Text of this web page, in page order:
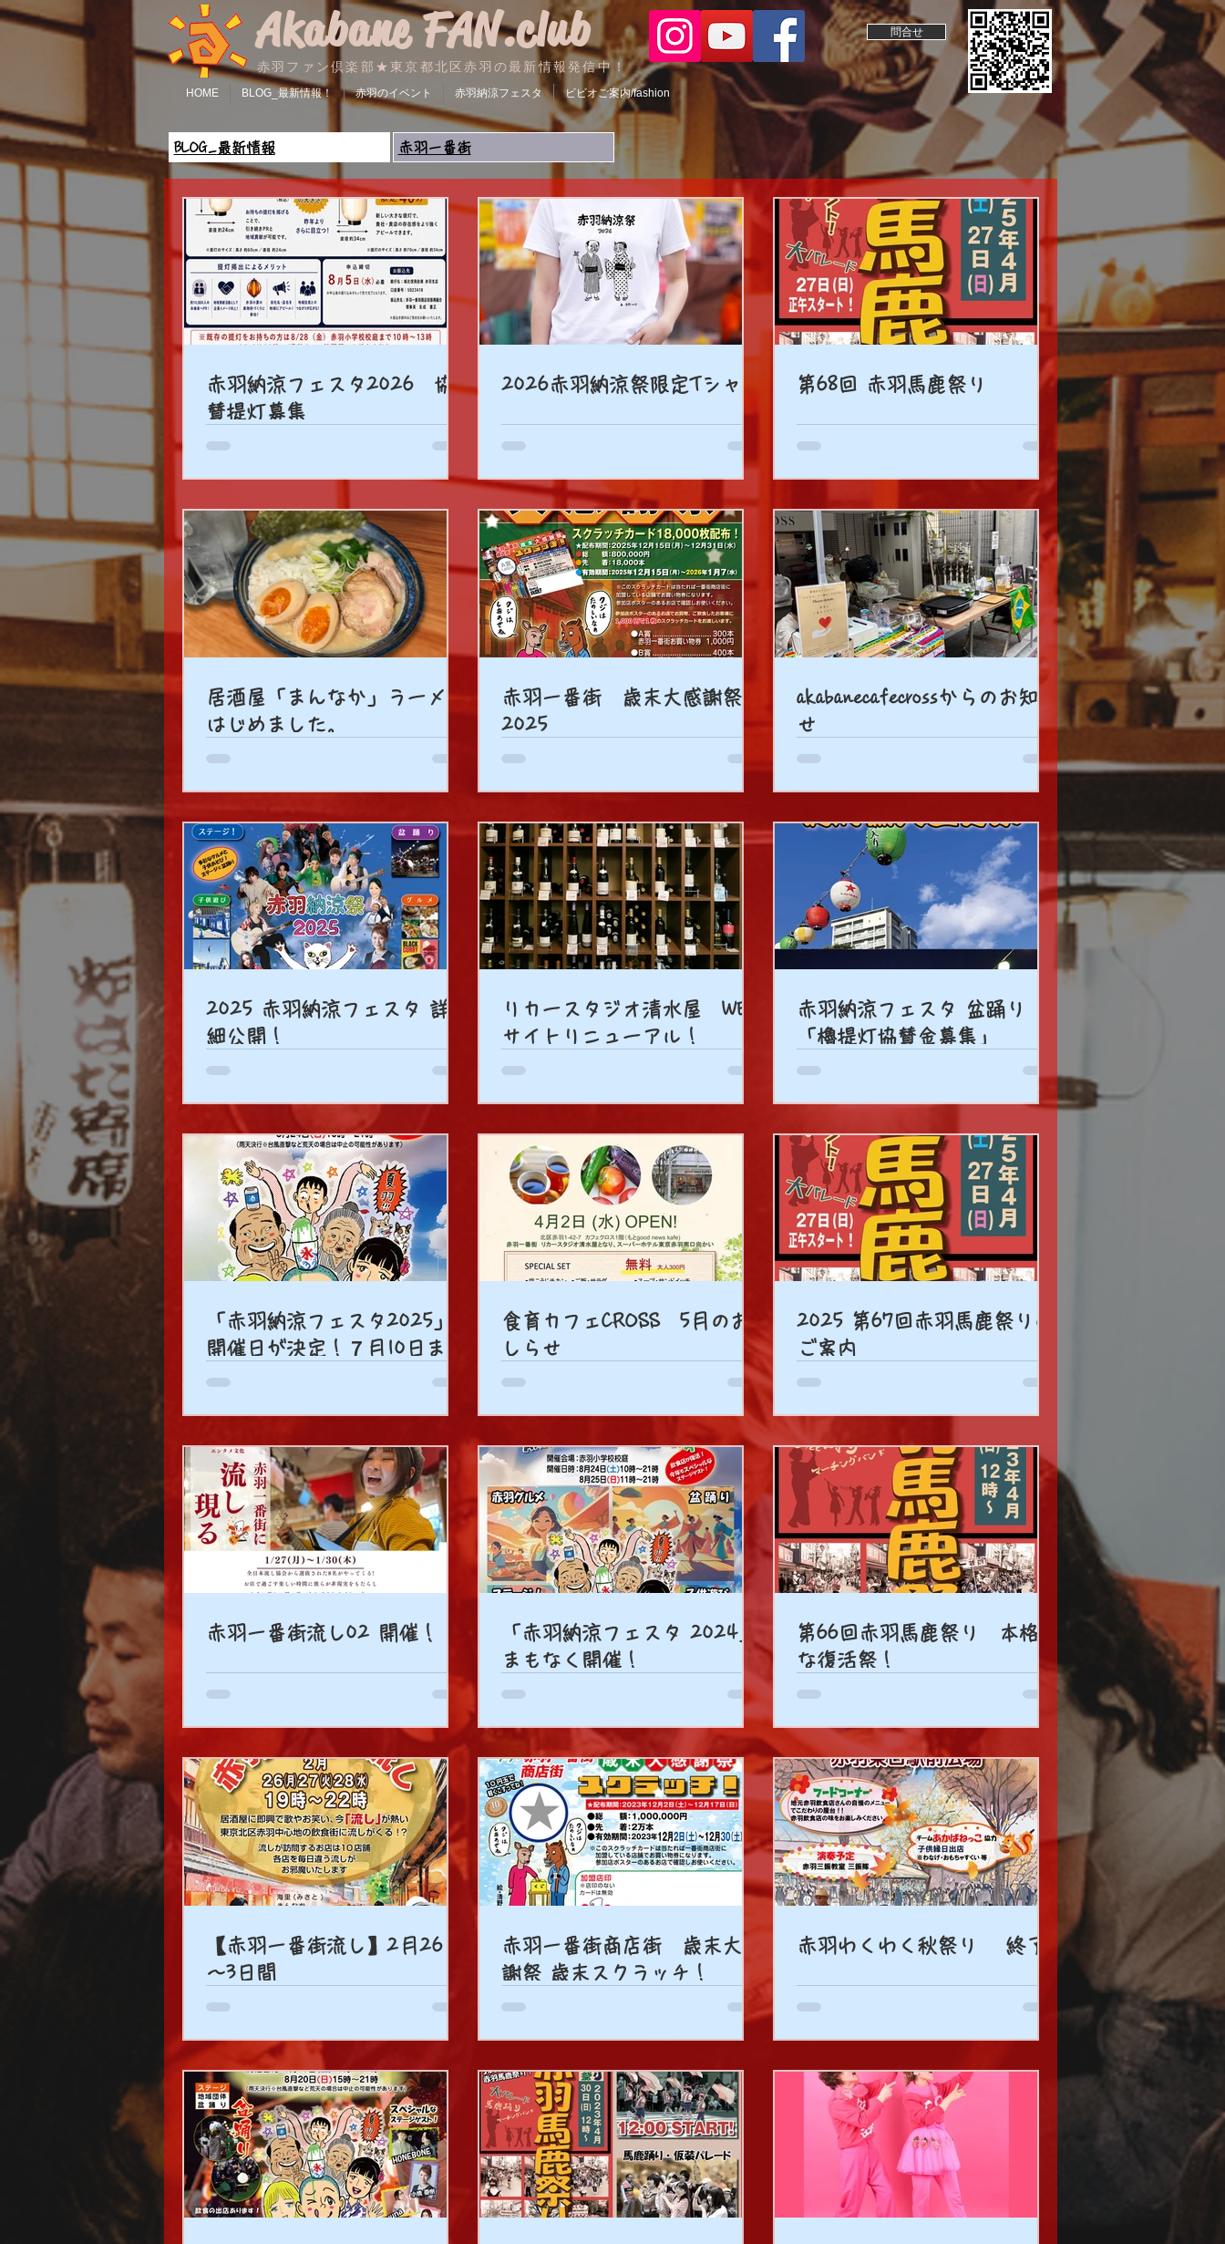
Akabane FAN.club 問合せ
赤羽ファン倶楽部★東京都北区赤羽の最新情報発信中！
HOME BLOG_最新情報！ 赤羽のイベント 赤羽納涼フェスタ ビビオご案内/fashion
BLOG_最新情報 赤羽一番街
赤羽納涼フェスタ2026 協
賛提灯募集
2026赤羽納涼祭限定Tシャツ 第68回 赤羽馬鹿祭り
居酒屋「まんなか」ラーメン
はじめました。
赤羽一番街 歳末大感謝祭
2025
akabanecafecrossからのお知ら
せ
2025 赤羽納涼フェスタ 詳
細公開！
リカースタジオ清水屋 WEB
サイトリニューアル！
赤羽納涼フェスタ 盆踊り
「櫓提灯協賛金募集」
「赤羽納涼フェスタ2025」
開催日が決定！７月10日まで
外部様の出店お申込み受付中
食育カフェCROSS 5月のお
しらせ
2025 第67回赤羽馬鹿祭りの
ご案内
赤羽一番街流し02 開催！
「赤羽納涼フェスタ 2024」
まもなく開催！
第66回赤羽馬鹿祭り 本格的
な復活祭！
【赤羽一番街流し】2月26日
～3日間
赤羽一番街商店街 歳末大感
謝祭 歳末スクラッチ！
赤羽わくわく秋祭り 終了